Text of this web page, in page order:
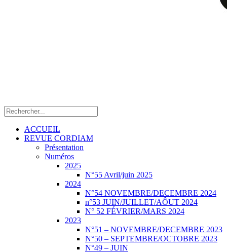
ACCUEIL
REVUE CORDIAM
Présentation
Numéros
2025
N°55 Avril/juin 2025
2024
N°54 NOVEMBRE/DECEMBRE 2024
n°53 JUIN/JUILLET/AÔUT 2024
N° 52 FÉVRIER/MARS 2024
2023
N°51 – NOVEMBRE/DECEMBRE 2023
N°50 – SEPTEMBRE/OCTOBRE 2023
N°49 – JUIN